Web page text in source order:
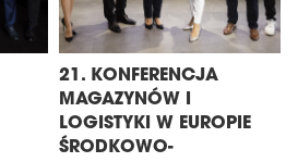
21. KONFERENCJA
MAGAZYNÓW I
LOGISTYKI W EUROPIE
ŚRODKOWO-